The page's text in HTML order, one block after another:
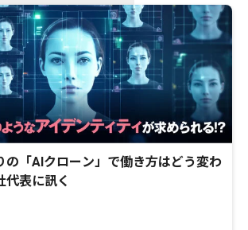
の「AIクローン」で働き方はどう変わ
代表に訊く